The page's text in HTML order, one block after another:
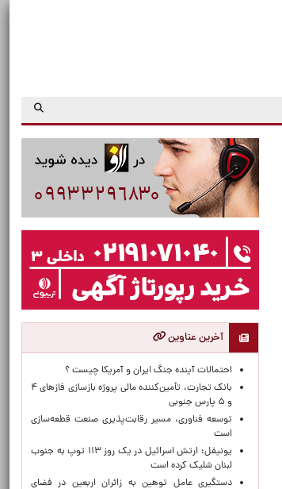
آخرین عناوین
احتمالات آینده جنگ ایران و آمریکا چیست ؟
بانک تجارت، تأمین‌کننده مالی پروژه بازسازی فازهای ۴
و ۵ پارس جنوبی
توسعه فناوری، مسیر رقابت‌پذیری صنعت قطعه‌سازی
است
یونیفل: ارتش اسرائیل در یک روز ۱۱۳ توپ به جنوب
لبنان شلیک کرده است
دستگیری عامل توهین به زائران اربعین در فضای